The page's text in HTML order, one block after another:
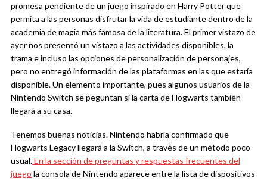
promesa pendiente de un juego inspirado en Harry Potter que
permita a las personas disfrutar la vida de estudiante dentro de la
academia de magia más famosa de la literatura. El primer vistazo de
ayer nos presentó un vistazo a las actividades disponibles, la
trama e incluso las opciones de personalización de personajes,
pero no entregó información de las plataformas en las que estaría
disponible. Un elemento importante, pues algunos usuarios de la
Nintendo Switch se peguntan si la carta de Hogwarts también
llegará a su casa.
Tenemos buenas noticias. Nintendo habría confirmado que
Hogwarts Legacy llegará a la Switch, a través de un método poco
usual.En la sección de preguntas y respuestas frecuentes del
juego la consola de Nintendo aparece entre la lista de dispositivos